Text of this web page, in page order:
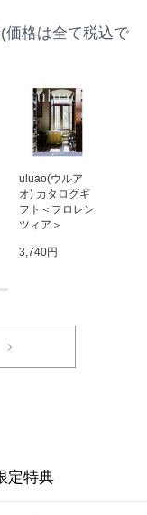
価格は全て税込で
uluao(ウルア
オ) カタログギ
フト＜フロレン
ツィア＞
3,740円
定特典